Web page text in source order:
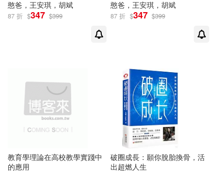
憨爸， 王安琪 ，胡斌
87 折 $347 $399
憨爸， 王安琪 ，胡斌
87 折 $347 $399
教育學理論在高校教學實踐中
的應用
破圈成長：願你脫胎換骨，活
出超燃人生